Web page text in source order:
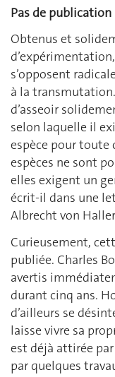
Pas de publication
Obtenus et
s’opposent
à la
d’asseoir
selon laquelle il
espèce pour toute
espèces ne sont
elles exigent un
écrit-il dans une
Albrecht von
Curieusement,
publiée. Charles
avertis
durant cinq ans.
d’ailleurs se
laisse vivre sa
est déjà attirée
par quelques